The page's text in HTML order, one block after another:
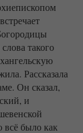
такого
Рассказала
Он сказал,
и
было как